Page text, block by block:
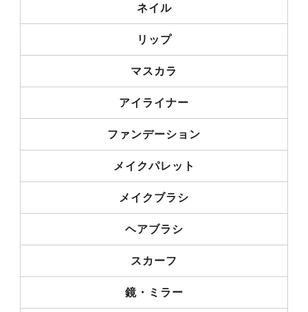
ネイル
リップ
マスカラ
アイライナー
ファンデーション
メイクパレット
メイクブラシ
ヘアブラシ
スカーフ
鏡・ミラー